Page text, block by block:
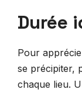
Durée
Pour
se précipiter,
chaque lieu.